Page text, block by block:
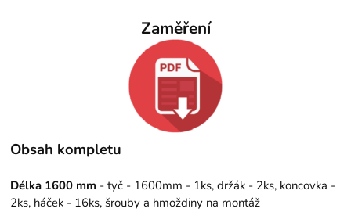
Zaměření
Obsah kompletu
Délka 1600 mm - tyč - 1600mm - 1ks, držák - 2ks, koncovka -
2ks, háček - 16ks, šrouby a hmoždiny na montáž